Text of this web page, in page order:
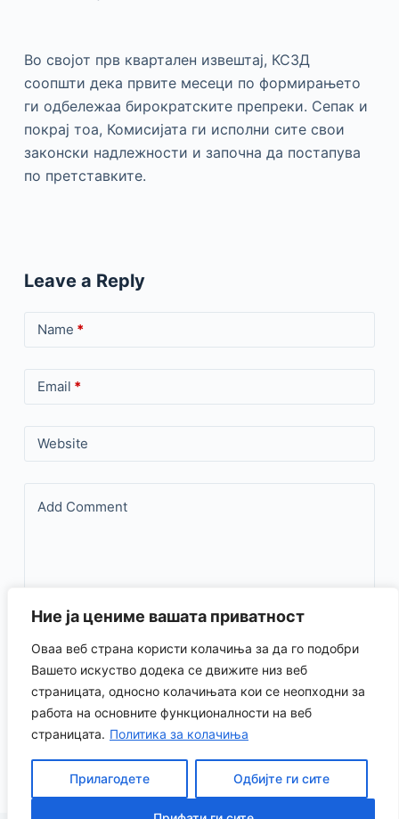
Ние ја цениме вашата приватност
Оваа веб страна користи колачиња за да го подобри
Вашето искуство додека се движите низ веб
страницата, односно колачињата кои се неопходни за
работа на основните функционалности на веб
страницата. Политика за колачиња
Прилагодете Одбијте ги сите
Во својот прв квартален извештај, КСЗД
соопшти дека првите месеци по формирањето
ги одбележаа бирократските препреки. Сепак и
покрај тоа, Комисијата ги исполни сите свои
законски надлежности и започна да постапува
по претставките.
Leave a Reply
Name *
Email *
Website
Add Comment
Save my name, email, and website in this browser for the
next time I comment.
Испрати коментар